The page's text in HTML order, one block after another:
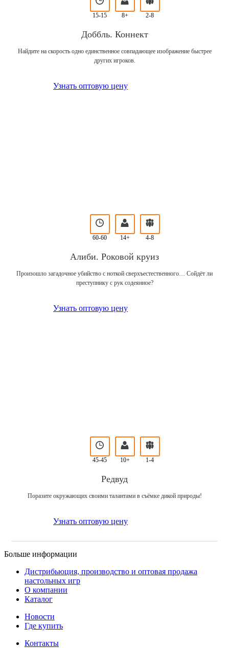
15-15 8+ 2-8
Доббль. Коннект
Найдите на скорость одно единственное совпадающее изображение быстрее
других игроков.
Узнать оптовую цену
60-60 14+ 4-8
Алиби. Роковой круиз
Произошло загадочное убийство с ноткой сверхъестественного… Сойдёт ли
преступнику с рук содеянное?
Узнать оптовую цену
45-45 10+ 1-4
Редвуд
Поразите окружающих своими талантами в съёмке дикой природы!
Узнать оптовую цену
Больше информации
Дистрибьюция, производство и оптовая продажа
настольных игр
О компании
Каталог
Новости
Где купить
Контакты